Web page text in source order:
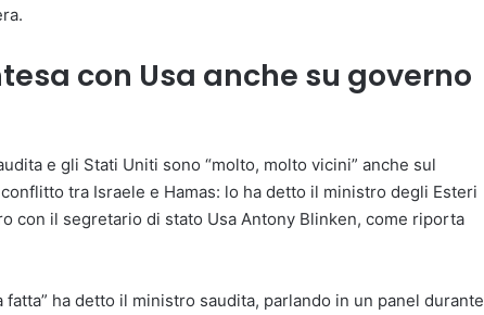
con Usa anche su governo
e gli Stati Uniti sono “molto, molto vicini” anche sul
tra Israele e Hamas: lo ha detto il ministro degli Esteri
con il segretario di stato Usa Antony Blinken, come riporta
ha detto il ministro saudita, parlando in un panel durante